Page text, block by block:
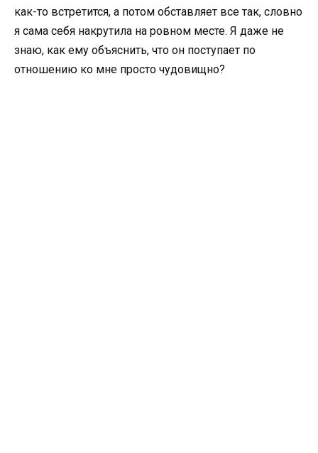
как-то встретится, а потом обставляет все так, словно
я сама себя накрутила на ровном месте. Я даже не
знаю, как ему объяснить, что он поступает по
отношению ко мне просто чудовищно?